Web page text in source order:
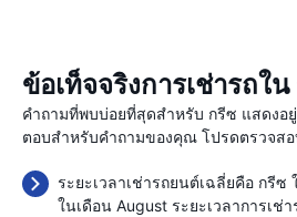
ข้อเท็จจริงการเช่ารถใ
คำถามที่พบบ่อยที่สุดสำหรับ กรีซ แสดงอ
ตอบสำหรับคำถามของคุณ โปรดตรวจส
ระยะเวลาเช่ารถยนต์เฉลี่ยคือ กรีซ
ในเดือน August ระยะเวลาการเช่